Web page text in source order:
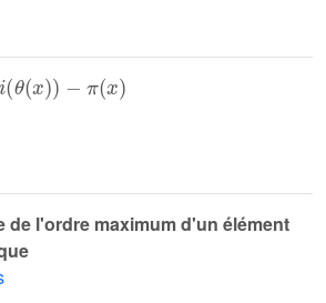
θ - πx
de l'ordre maximum d'un élément